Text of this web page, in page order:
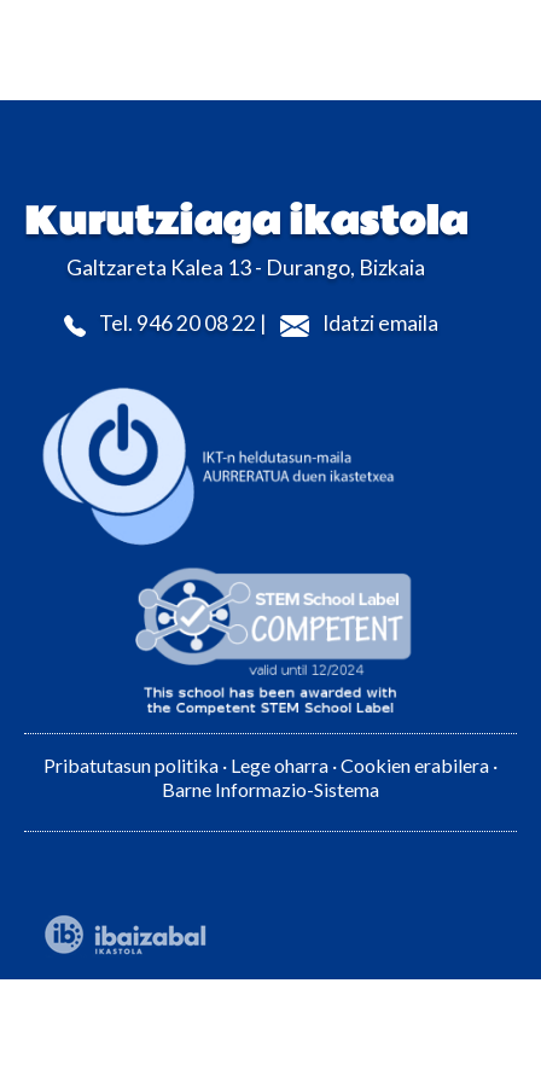
Kurutziaga ikastola
Galtzareta Kalea 13 - Durango, Bizkaia
Tel. 946 20 08 22 | Idatzi emaila
Pribatutasun politika · Lege oharra ·Cookien erabilera ·
Barne Informazio-Sistema